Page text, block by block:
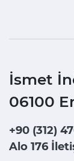
İsmet
06100
+90 (312)
Alo 176